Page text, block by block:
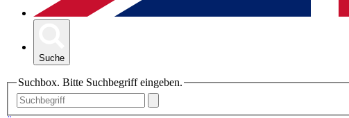
Suche
Suchbox. Bitte Suchbegriff eingeben.